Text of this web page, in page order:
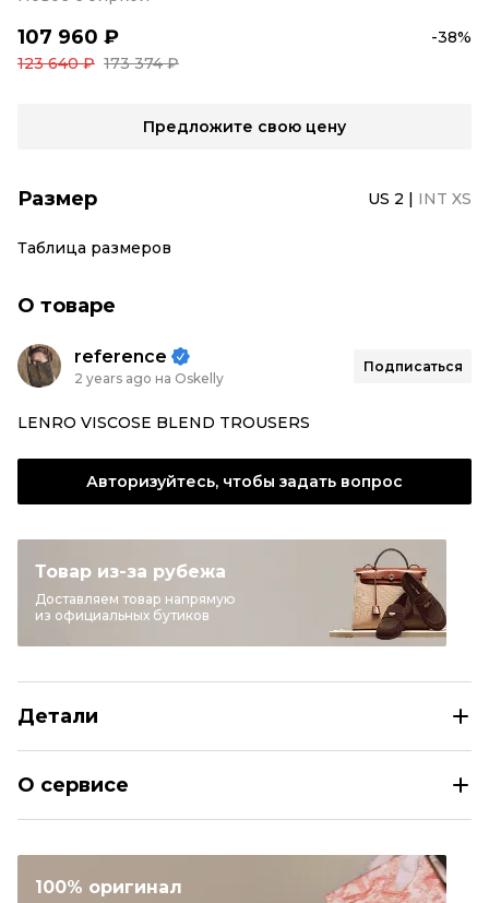
107 960 ₽
-38%
123 640 ₽ 173 374 ₽
Предложите свою цену
Размер US 2 | INT XS
Таблица размеров
О товаре
reference
2 years ago на Oskelly
Подписаться
Авторизуйтесь, чтобы задать вопрос
Товар из-за рубежа
Доставляем товар напрямую
из официальных бутиков
Детали
Категория
О сервисе
100% оригинал